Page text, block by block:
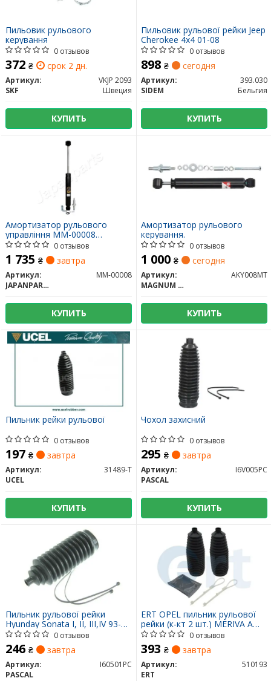
Пильовик рульового
керування
0 отзывов
372 ₴ срок 2 дн.
Артикул:
VKJP 2093
SKF
Швеция
КУПИТЬ
Пильовик рульової рейки Jeep
Cherokee 4x4 01-08
0 отзывов
898 ₴ сегодня
Артикул:
393.030
SIDEM
Бельгия
КУПИТЬ
Амортизатор рульового
управління MM-00008
JAPANPARTS0 отзывов
1 735 ₴ завтра
Артикул:
MM-00008
JAPANPARTS
КУПИТЬ
Амортизатор рульового
керування.
0 отзывов
1 000 ₴ сегодня
Артикул:
AKY008MT
MAGNUM TECHNOLOGY
КУПИТЬ
Пильник рейки рульової
0 отзывов
197 ₴ завтра
Артикул:
31489-T
UCEL
КУПИТЬ
Чохол захисний
0 отзывов
295 ₴ завтра
Артикул:
I6V005PC
PASCAL
КУПИТЬ
Пильник рульової рейки
Hyunday Sonata I, II, III,IV 93-
01/ Coupe 91-96/Elantra III 00-
06/ Lantra I -
0 отзывов
246 ₴ завтра
Артикул:
I60501PC
PASCAL
ERT OPEL пильник рульової
рейки (к-кт 2 шт.) MERIVA A
03-
0 отзывов
393 ₴ завтра
Артикул:
510193
ERT